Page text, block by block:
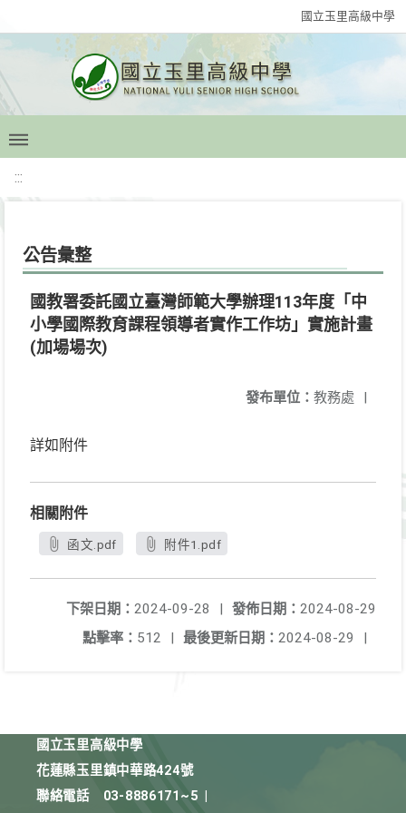
國立玉里高級中學
:::
公告彙整
國教署委託國立臺灣師範大學辦理113年度「中
小學國際教育課程領導者實作工作坊」實施計畫
(加場場次)
發布單位： 教務處 |
詳如附件
相關附件
函文.pdf 附件1.pdf
發佈日期： 2024-08-29
下架日期： 2024-09-28
|
最後更新日期： 2024-08-29 |
點擊率： 512 |
國立玉里高級中學
花蓮縣玉里鎮中華路424號
聯絡電話
03-8886171~5